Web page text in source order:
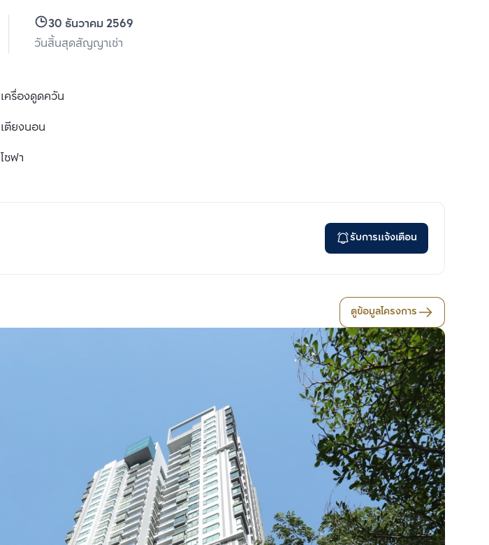
30 ธันวาคม 2569
วันสิ้นสุดสัญญาเช่า
เครื่องดูดควัน
เตียงนอน
โซฟา
รับการแจ้งเตือน
ดูข้อมูลโครงการ